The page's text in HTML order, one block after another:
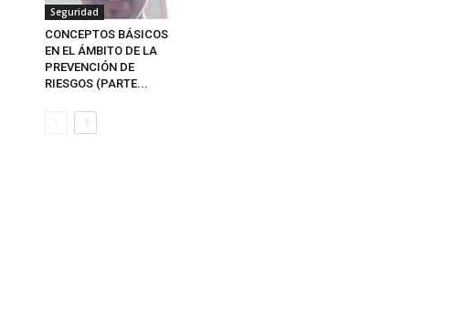
Seguridad
CONCEPTOS BÁSICOS
EN EL ÁMBITO DE LA
PREVENCIÓN DE
RIESGOS (PARTE...